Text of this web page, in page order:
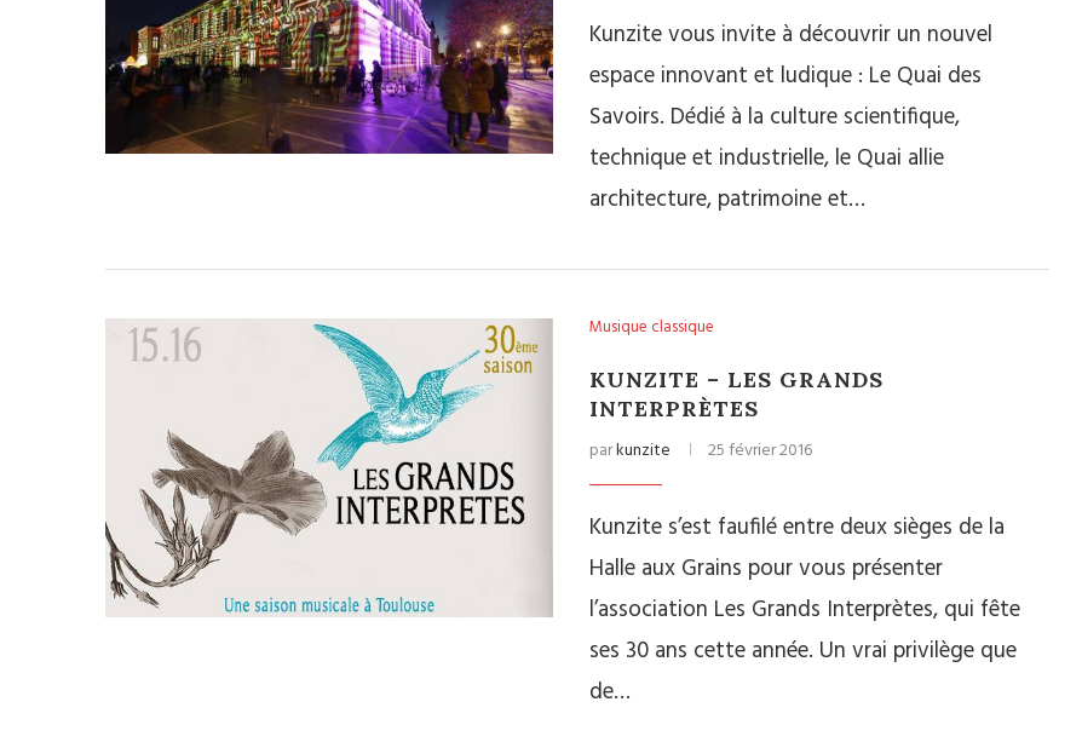
Kunzite vous invite à découvrir un nouvel
espace innovant et ludique : Le Quai des
Savoirs. Dédié à la culture scientifique,
technique et industrielle, le Quai allie
architecture, patrimoine et…
Musique classique
KUNZITE – LES GRANDS
INTERPRÈTES
parkunzite 25 février 2016
Kunzite s’est faufilé entre deux sièges de la
Halle aux Grains pour vous présenter
l’association Les Grands Interprètes, qui fête
ses 30 ans cette année. Un vrai privilège que
de…